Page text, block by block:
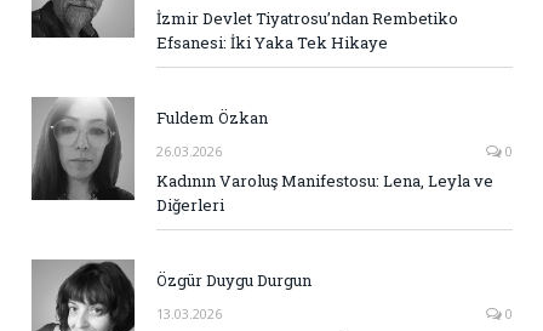
İzmir Devlet Tiyatrosu’ndan Rembetiko
Efsanesi: İki Yaka Tek Hikaye
Fuldem Özkan
26.03.2026 0
Kadının Varoluş Manifestosu: Lena, Leyla ve
Diğerleri
Özgür Duygu Durgun
13.03.2026 0